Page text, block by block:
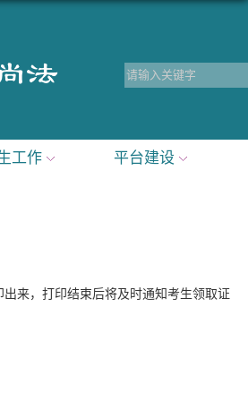
工作 平台建设
来，打印结束后将及时通知考生领取证